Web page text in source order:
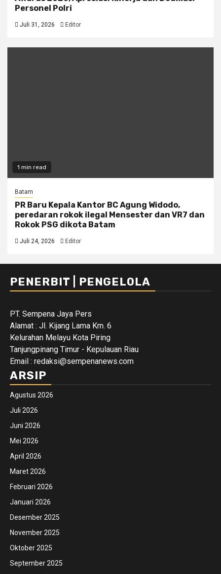
Personel Polri
Juli 31, 2026 Editor
1 min read
Batam
PR Baru Kepala Kantor BC Agung Widodo,
peredaran rokok ilegal Mensester dan VR7 dan
Rokok PSG dikota Batam
Juli 24, 2026 Editor
PENERBIT | PENGELOLA
PT. Sempena Jaya Pers
Alamat : Jl. Kijang Lama Km. 6
Kelurahan Melayu Kota Piring
Tanjungpinang Timur - Kepulauan Riau
Email : redaksi@sempenanews.com
ARSIP
Agustus 2026
Juli 2026
Juni 2026
Mei 2026
April 2026
Maret 2026
Februari 2026
Januari 2026
Desember 2025
November 2025
Oktober 2025
September 2025